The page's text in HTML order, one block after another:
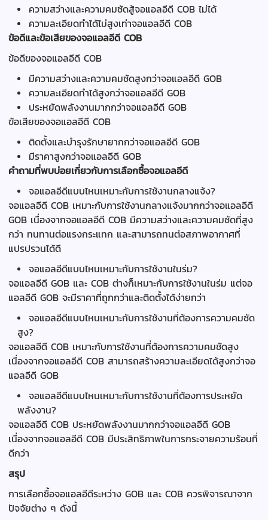
ความสว่างและความคมชัดสู้จอแอลอีดี COB ไม่ได้
ความละเอียดทำได้ไม่สูงเท่าจอแอลอีดี COB
ข้อดีและข้อเสียของจอแอลอีดี COB
ข้อดีของจอแอลอีดี COB
มีความสว่างและความคมชัดสูงกว่าจอแอลอีดี GOB
ความละเอียดทำได้สูงกว่าจอแอลอีดี GOB
ประหยัดพลังงานมากกว่าจอแอลอีดี GOB
ข้อเสียของจอแอลอีดี COB
ติดตั้งและบำรุงรักษายากกว่าจอแอลอีดี GOB
มีราคาสูงกว่าจอแอลอีดี GOB
คำถามที่พบบ่อยเกี่ยวกับการเลือกซื้อจอแอลอีดี
จอแอลอีดีแบบไหนเหมาะกับการใช้งานกลางแจ้ง?
จอแอลอีดี COB เหมาะกับการใช้งานกลางแจ้งมากกว่าจอแอลอีดี
GOB เนื่องจากจอแอลอีดี COB มีความสว่างและความคมชัดที่สูง
กว่า ทนทานต่อแรงกระแทก และสามารถทนต่อสภาพอากาศที่
แปรปรวนได้ดี
จอแอลอีดีแบบไหนเหมาะกับการใช้งานในร่ม?
จอแอลอีดี GOB และ COB ต่างก็เหมาะกับการใช้งานในร่ม แต่จอ
แอลอีดี GOB จะมีราคาที่ถูกกว่าและติดตั้งได้ง่ายกว่า
จอแอลอีดีแบบไหนเหมาะกับการใช้งานที่ต้องการความคมชัด
สูง?
จอแอลอีดี COB เหมาะกับการใช้งานที่ต้องการความคมชัดสูง
เนื่องจากจอแอลอีดี COB สามารถสร้างความละเอียดได้สูงกว่าจอ
แอลอีดี GOB
จอแอลอีดีแบบไหนเหมาะกับการใช้งานที่ต้องการประหยัด
พลังงาน?
จอแอลอีดี COB ประหยัดพลังงานมากกว่าจอแอลอีดี GOB
เนื่องจากจอแอลอีดี COB มีประสิทธิภาพในการกระจายความร้อนที่
ดีกว่า
สรุป
การเลือกซื้อจอแอลอีดีระหว่าง GOB และ COB ควรพิจารณาจาก
ปัจจัยต่าง ๆ ดังนี้